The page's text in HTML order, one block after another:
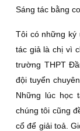
Sáng tác bằng
Tôi có những ký
tác giả là chị vì
trường THPT
đội tuyển
Những lúc học
chúng tôi cũng
cổ để giải toả.